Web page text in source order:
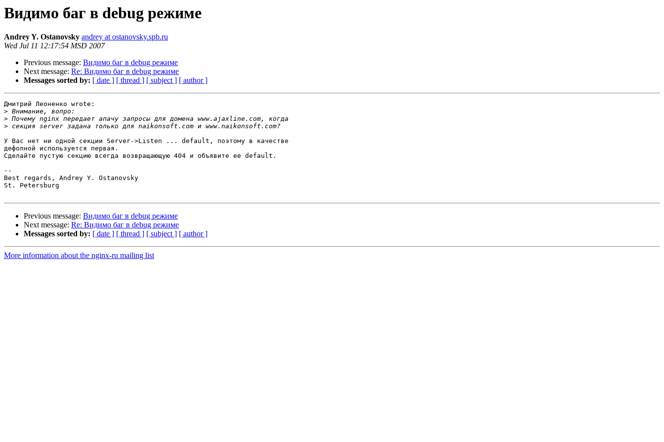
Видимо баг в debug режиме
Andrey Y. Ostanovsky andrey at ostanovsky.spb.ru
Wed Jul 11 12:17:54 MSD 2007
Previous message: Видимо баг в debug режиме
Next message: Re: Видимо баг в debug режиме
Messages sorted by: [ date ] [ thread ] [ subject ] [ author ]
Дмитрий Леоненко wrote:
>
>
>
У Вас нет ни одной секции Server->Listen ... default, поэтому в качестве
дефолной используется первая.
Сделайте пустую секцию всегда возвращающую 404 и объявите ее default.
--
Best regards, Andrey Y. Ostanovsky
St. Petersburg
Previous message: Видимо баг в debug режиме
Next message: Re: Видимо баг в debug режиме
Messages sorted by: [ date ] [ thread ] [ subject ] [ author ]
More information about the nginx-ru mailing list